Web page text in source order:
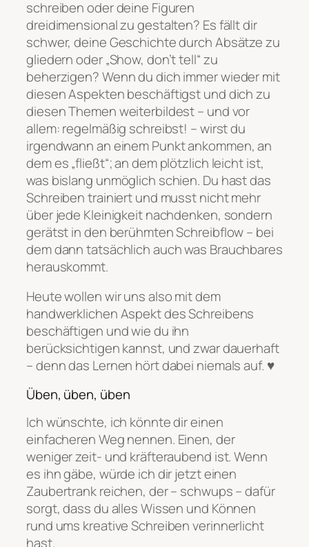
schreiben oder deine Figuren
dreidimensional zu gestalten? Es fällt dir
schwer, deine Geschichte durch Absätze zu
gliedern oder „Show, don’t tell“ zu
beherzigen? Wenn du dich immer wieder mit
diesen Aspekten beschäftigst und dich zu
diesen Themen weiterbildest – und vor
allem: regelmäßig schreibst! – wirst du
irgendwann an einem Punkt ankommen, an
dem es „fließt“; an dem plötzlich leicht ist,
was bislang unmöglich schien. Du hast das
Schreiben trainiert und musst nicht mehr
über jede Kleinigkeit nachdenken, sondern
gerätst in den berühmten Schreibflow – bei
dem dann tatsächlich auch was Brauchbares
herauskommt.
Heute wollen wir uns also mit dem
handwerklichen Aspekt des Schreibens
beschäftigen und wie du ihn
berücksichtigen kannst, und zwar dauerhaft
– denn das Lernen hört dabei niemals auf. ♥
Üben, üben, üben
Ich wünschte, ich könnte dir einen
einfacheren Weg nennen. Einen, der
weniger zeit- und kräfteraubend ist. Wenn
es ihn gäbe, würde ich dir jetzt einen
Zaubertrank reichen, der – schwups – dafür
sorgt, dass du alles Wissen und Können
rund ums kreative Schreiben verinnerlicht
hast.